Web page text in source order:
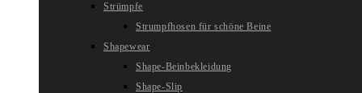
Strümpfe
Strumpfhosen für schöne Beine
Shapewear
Shape-Beinbekleidung
Shape-Slip